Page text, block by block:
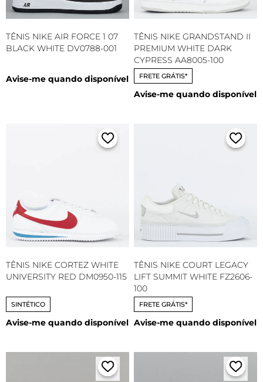
TÊNIS NIKE AIR FORCE 1 07
BLACK WHITE DV0788-001
Avise-me quando disponível
TÊNIS NIKE GRANDSTAND II
PREMIUM WHITE DARK
CYPRESS AA8005-100
FRETE GRÁTIS*
Avise-me quando disponível
TÊNIS NIKE CORTEZ WHITE
UNIVERSITY RED DM0950-115
SINTÉTICO
Avise-me quando disponível
TÊNIS NIKE COURT LEGACY
LIFT SUMMIT WHITE FZ2606-
100
FRETE GRÁTIS*
Avise-me quando disponível